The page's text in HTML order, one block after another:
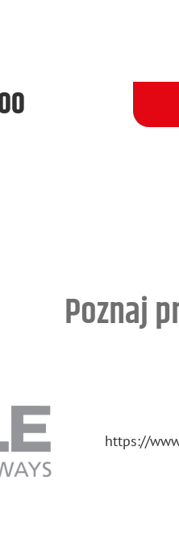
Poznaj
https://​